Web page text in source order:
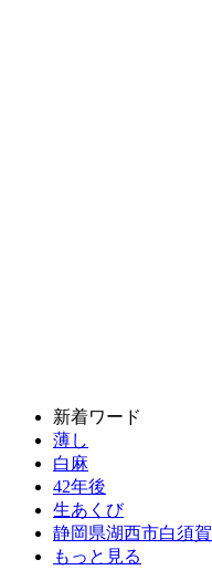
新着ワード
薄し
白麻
42年後
生あくび
静岡県湖西市白須賀
もっと見る